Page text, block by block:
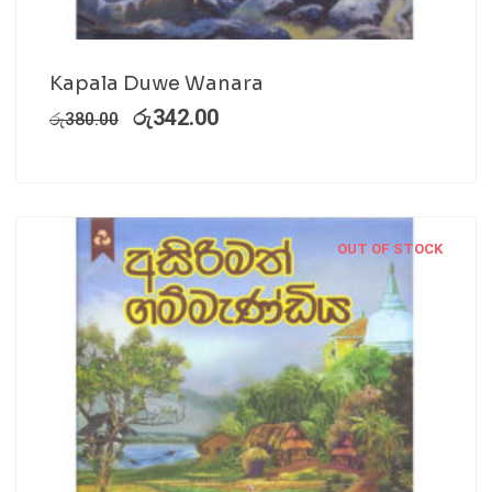
Kapala Duwe Wanara
රු380.00 රු342.00
OUT OF STOCK